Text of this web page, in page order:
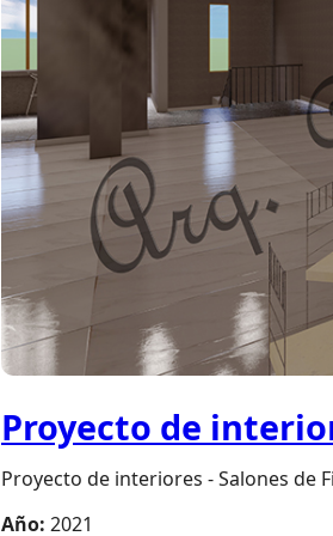
Proyecto de
Proyecto de interiores - Salones de
Año: 2021